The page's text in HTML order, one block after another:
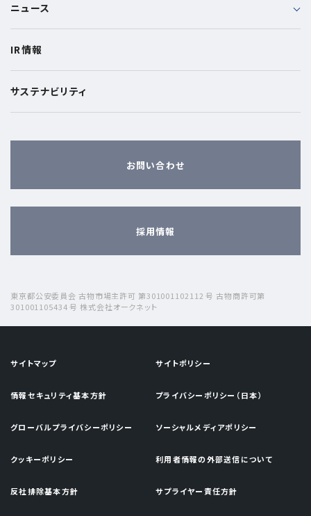
ニュース
IR情報
サステナビリティ
お問い合わせ
採用情報
東京都公安委員会 古物市場主許可 第301001102112 号 古物商許可第
301001105434 号 株式会社オークネット
サイトマップ サイトポリシー
情報セキュリティ基本方針 プライバシーポリシー（日本）
グローバルプライバシーポリシー ソーシャルメディアポリシー
クッキーポリシー 利用者情報の外部送信について
反社排除基本方針 サプライヤー責任方針